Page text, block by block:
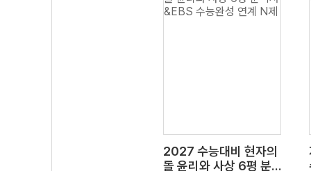
2027 수능대비 현자의
돌 윤리와 사상 6평 분